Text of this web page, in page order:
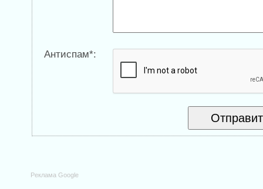
Антиспам*:
Реклама Google